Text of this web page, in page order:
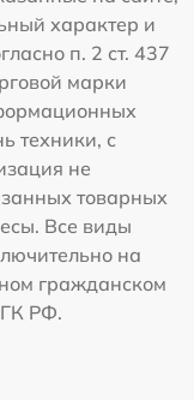
характер и
п. 2 ст. 437
марки
техники, с
не
товарных
Все виды
на
гражданском
ГК РФ.